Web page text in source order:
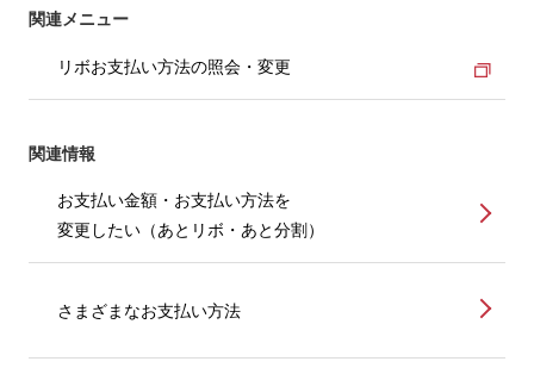
関連メニュー
リボお支払い方法の照会・変更
関連情報
お支払い金額・お支払い方法を
変更したい（あとリボ・あと分割）
さまざまなお支払い方法